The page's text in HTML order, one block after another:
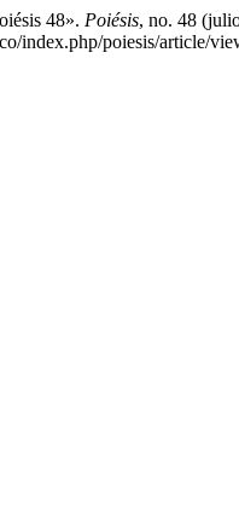
48». Poiésis, no. 48
index.php/poiesis/article/